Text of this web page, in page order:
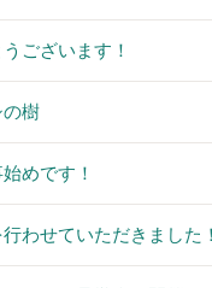
ございます！
樹
めです！
わせていただきまし